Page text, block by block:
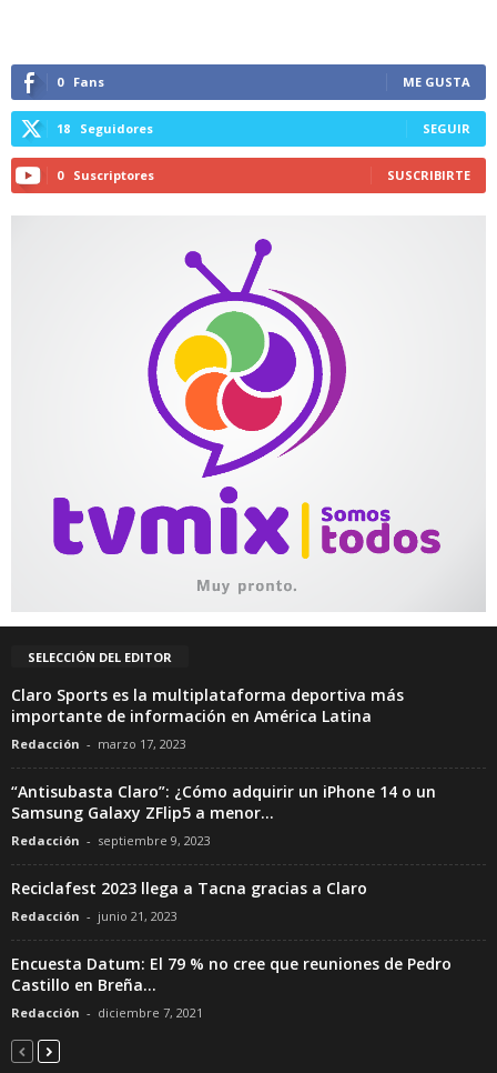
0 Fans ME GUSTA
18 Seguidores SEGUIR
0 Suscriptores SUSCRIBIRTE
SELECCIÓN DEL EDITOR
Claro Sports es la multiplataforma deportiva más
importante de información en América Latina
Redacción - marzo 17, 2023
“Antisubasta Claro”: ¿Cómo adquirir un iPhone 14 o un
Samsung Galaxy ZFlip5 a menor...
Redacción - septiembre 9, 2023
Reciclafest 2023 llega a Tacna gracias a Claro
Redacción - junio 21, 2023
Encuesta Datum: El 79 % no cree que reuniones de Pedro
Castillo en Breña...
Redacción - diciembre 7, 2021